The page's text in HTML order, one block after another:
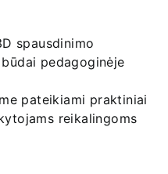
spausdinimo
pedagoginėje
pateikiami praktiniai
reikalingoms